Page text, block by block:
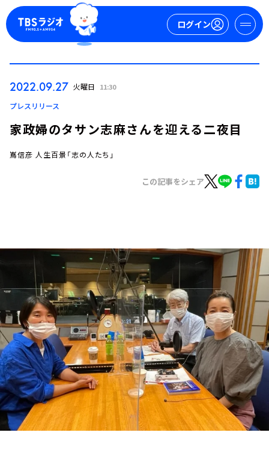
ログイン
トピックス
TBS Podcast
お知らせ
イベント・グッズ
YouTube
会社情報
2022.09.27 火曜日 11:30
プレスリリース
家政婦のタサン志麻さんを迎える二夜目
嶌信彦 人生百景「志の人たち」
この記事をシェア